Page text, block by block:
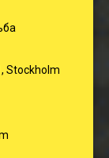
Stockholm